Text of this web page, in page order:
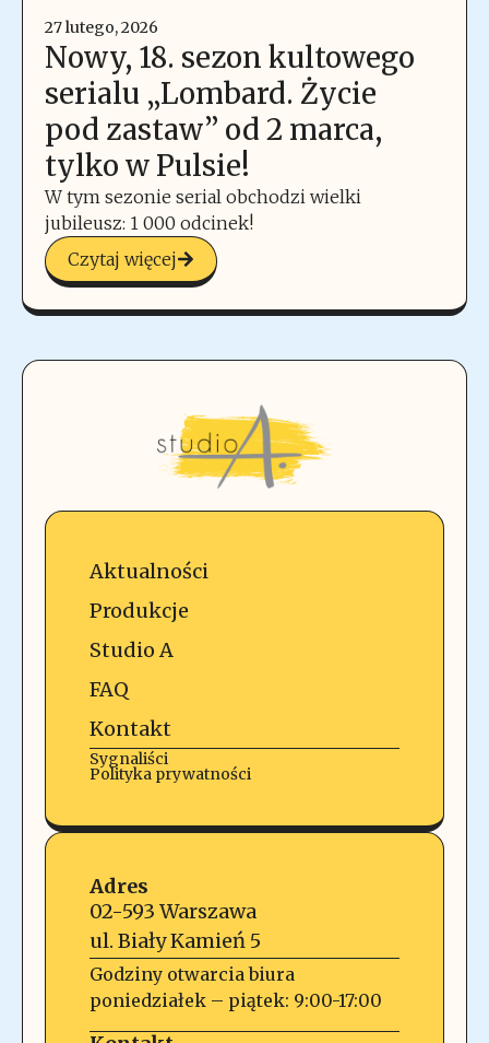
27 lutego, 2026
Nowy, 18. sezon kultowego
serialu „Lombard. Życie
pod zastaw” od 2 marca,
tylko w Pulsie!
W tym sezonie serial obchodzi wielki
jubileusz: 1 000 odcinek!
Czytaj więcej
Aktualności
Produkcje
Studio A
FAQ
Kontakt
Sygnaliści
Polityka prywatności
Adres
02-593 Warszawa
ul. Biały Kamień 5
Godziny otwarcia biura
poniedziałek – piątek: 9:00-17:00